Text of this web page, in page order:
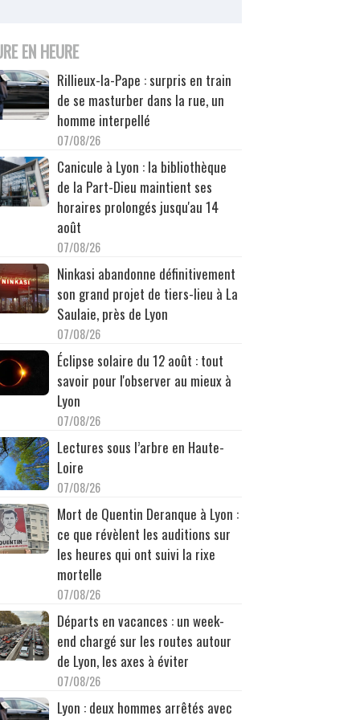
EN HEURE
Rillieux-la-Pape : surpris en train
de se masturber dans la rue, un
homme interpellé
07/08/26
Canicule à Lyon : la bibliothèque
de la Part-Dieu maintient ses
horaires prolongés jusqu'au 14
août
07/08/26
Ninkasi abandonne définitivement
son grand projet de tiers-lieu à La
Saulaie, près de Lyon
07/08/26
Éclipse solaire du 12 août : tout
savoir pour l'observer au mieux à
Lyon
07/08/26
Lectures sous l’arbre en Haute-
Loire
07/08/26
Mort de Quentin Deranque à Lyon :
ce que révèlent les auditions sur
les heures qui ont suivi la rixe
mortelle
07/08/26
Départs en vacances : un week-
end chargé sur les routes autour
de Lyon, les axes à éviter
07/08/26
Lyon : deux hommes arrêtés avec